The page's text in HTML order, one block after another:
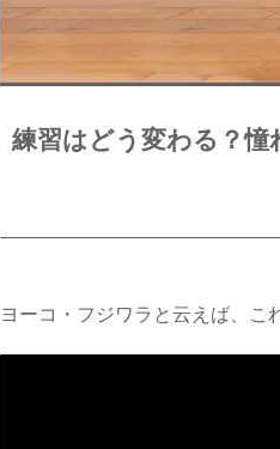
練習はどう変わる？憧
ヨーコ・フジワラと云えば、こ